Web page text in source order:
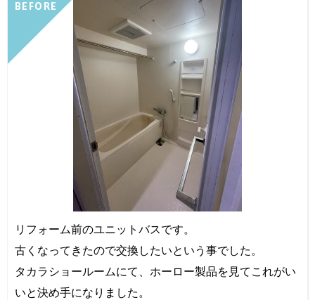
BEFORE
リフォーム前のユニットバスです。
古くなってきたので交換したいという事でした。
タカラショールームにて、ホーロー製品を見てこれがい
いと決め手になりました。